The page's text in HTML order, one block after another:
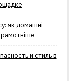
як домашні
и стиль в